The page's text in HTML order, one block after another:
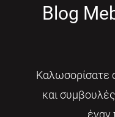
Blog
Καλωσορίσατε
και
έναν